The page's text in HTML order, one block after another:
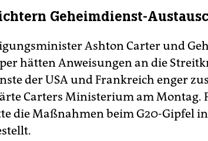
Geheimdienst-
Ashton Carter und
hätten Anweisungen an die
der USA und Frankreich enger
Carters Ministerium am Montag.
die Maßnahmen beim G20-Gipfel